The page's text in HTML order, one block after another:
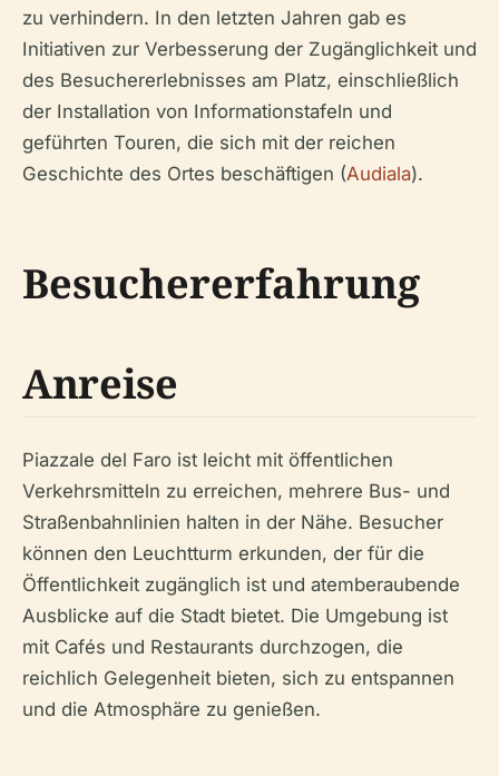
zu verhindern. In den letzten Jahren gab es
Initiativen zur Verbesserung der Zugänglichkeit und
des Besuchererlebnisses am Platz, einschließlich
der Installation von Informationstafeln und
geführten Touren, die sich mit der reichen
Geschichte des Ortes beschäftigen (Audiala).
Besuchererfahrung
Anreise
Piazzale del Faro ist leicht mit öffentlichen
Verkehrsmitteln zu erreichen, mehrere Bus- und
Straßenbahnlinien halten in der Nähe. Besucher
können den Leuchtturm erkunden, der für die
Öffentlichkeit zugänglich ist und atemberaubende
Ausblicke auf die Stadt bietet. Die Umgebung ist
mit Cafés und Restaurants durchzogen, die
reichlich Gelegenheit bieten, sich zu entspannen
und die Atmosphäre zu genießen.